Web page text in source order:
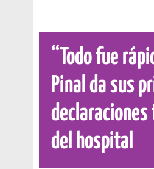
“Todo fue
Pinal da sus
del hospital